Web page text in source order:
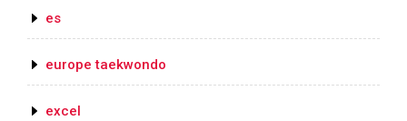
es
europe taekwondo
excel